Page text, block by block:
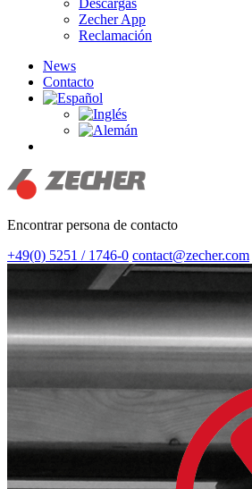
Descargas
Zecher App
Reclamación
News
Contacto
Encontrar persona de contacto
+49(0) 5251 / 1746-0 contact@zecher.com